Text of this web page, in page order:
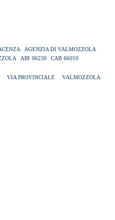
AGENZIA DI VALMOZZOLA
ABI 06230 CAB 66010
VIA PROVINCIALE
VALMOZZOLA